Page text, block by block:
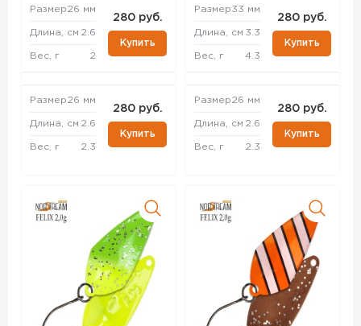
Размер26 мм
Длина, см 2.6
Вес, г 2
280 руб.
Купить
Размер26 мм
Длина, см 2.6
Вес, г 2.3
280 руб.
Купить
Размер33 мм
Длина, см 3.3
Вес, г 4.3
280 руб.
Купить
Размер26 мм
Длина, см 2.6
Вес, г 2.3
280 руб.
Купить